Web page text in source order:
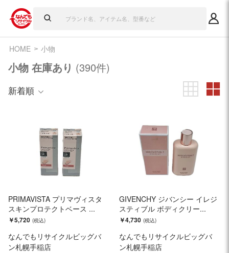
HOME 小物
小物 在庫あり (390件)
新着順
PRIMAVISTA プリマヴィスタ
スキンプロテクトベース ...
￥5,720
なんでもリサイクルビッグバ
ン札幌手稲店
GIVENCHY ジバンシー イレジ
スティブル ボディクリー...
￥4,730
なんでもリサイクルビッグバ
ン札幌手稲店